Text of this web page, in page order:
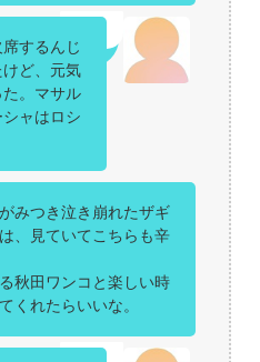
するんじ
ど、元気
。マサル
ャはロシ
みつき泣き崩れたザギ
、見ていてこちらも辛
秋田ワンコと楽しい時
くれたらいいな。